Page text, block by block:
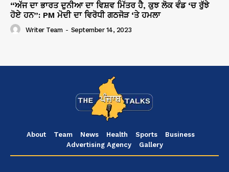
“ਅੱਜ ਦਾ ਭਾਰਤ ਦੁਨੀਆ ਦਾ ਵਿਸ਼ਵ ਮਿੱਤਰ ਹੈ, ਕੁਝ ਲੋਕ ਵੰਡ ‘ਚ ਰੁੱਝੇ
ਹੋਏ ਹਨ”: PM ਮੋਦੀ ਦਾ ਵਿਰੋਧੀ ਗਠਜੋੜ ‘ਤੇ ਹਮਲਾ
Writer Team - September 14, 2023
About Team News Health Sports
Business
Advertising Agency
Gallery